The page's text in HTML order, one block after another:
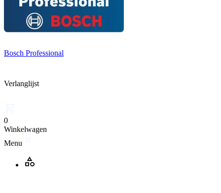
Bosch Professional
Verlanglijst
0
Winkelwagen
Menu